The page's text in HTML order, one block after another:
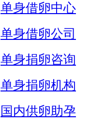
单身借卵中心
单身借卵公司
单身捐卵咨询
单身捐卵机构
国内供卵助孕